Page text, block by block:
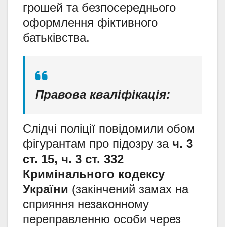
грошей та безпосереднього
оформлення фіктивного
батьківства.
Правова кваліфікація:
Слідчі поліції повідомили обом
фігурантам про підозру за ч. 3
ст. 15, ч. 3 ст. 332
Кримінального кодексу
України (закінчений замах на
сприяння незаконному
переправленню особи через